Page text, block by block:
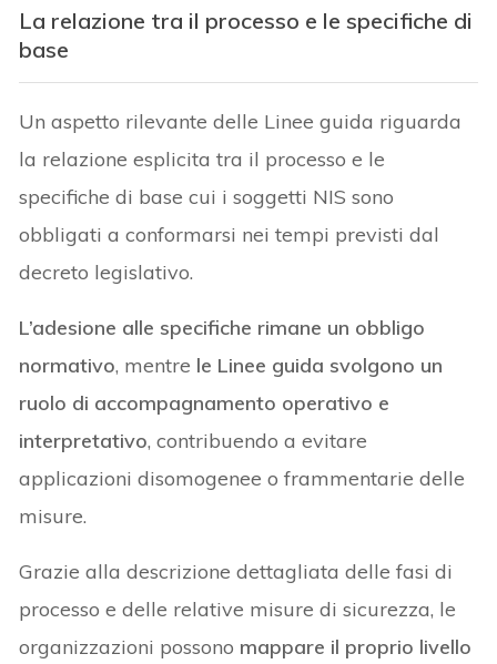
La relazione tra il processo e le specifiche di
base
Un aspetto rilevante delle Linee guida riguarda
la relazione esplicita tra il processo e le
specifiche di base cui i soggetti NIS sono
obbligati a conformarsi nei tempi previsti dal
decreto legislativo.
L’adesione alle specifiche rimane un obbligo
normativo, mentre le Linee guida svolgono un
ruolo di accompagnamento operativo e
interpretativo, contribuendo a evitare
applicazioni disomogenee o frammentarie delle
misure.
Grazie alla descrizione dettagliata delle fasi di
processo e delle relative misure di sicurezza, le
organizzazioni possono mappare il proprio livello